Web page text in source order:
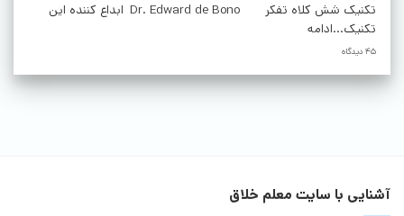
تکنیک شش کلاه تفکر Dr. Edward de Bono ابداع کننده این
تکنیک...ادامه
45 دیدگاه
آشنایی با سایت معلم خلاق